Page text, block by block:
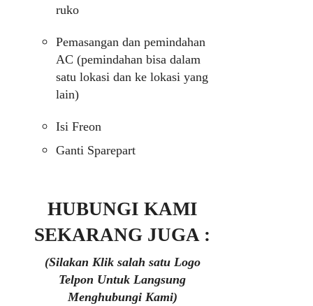
ruko
Pemasangan dan pemindahan
AC (pemindahan bisa dalam
satu lokasi dan ke lokasi yang
lain)
Isi Freon
Ganti Sparepart
HUBUNGI KAMI
SEKARANG JUGA :
(Silakan Klik salah satu Logo
Telpon Untuk Langsung
Menghubungi Kami)